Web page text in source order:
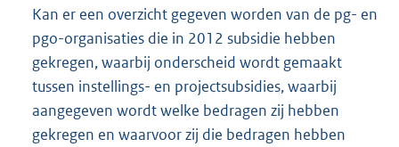
Kan er een overzicht gegeven worden van de pg- en
pgo-organisaties die in 2012 subsidie hebben
gekregen, waarbij onderscheid wordt gemaakt
tussen instellings- en projectsubsidies, waarbij
aangegeven wordt welke bedragen zij hebben
gekregen en waarvoor zij die bedragen hebben